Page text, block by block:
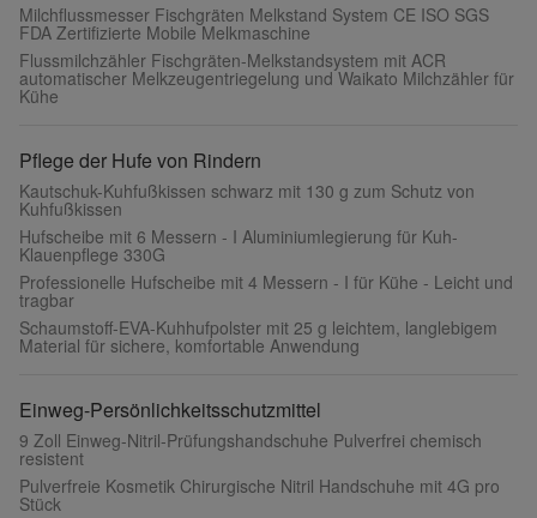
Milchflussmesser Fischgräten Melkstand System CE ISO SGS
FDA Zertifizierte Mobile Melkmaschine
Flussmilchzähler Fischgräten-Melkstandsystem mit ACR
automatischer Melkzeugentriegelung und Waikato Milchzähler für
Kühe
Pflege der Hufe von Rindern
Kautschuk-Kuhfußkissen schwarz mit 130 g zum Schutz von
Kuhfußkissen
Hufscheibe mit 6 Messern - I Aluminiumlegierung für Kuh-
Klauenpflege 330G
Professionelle Hufscheibe mit 4 Messern - I für Kühe - Leicht und
tragbar
Schaumstoff-EVA-Kuhhufpolster mit 25 g leichtem, langlebigem
Material für sichere, komfortable Anwendung
Einweg-Persönlichkeitsschutzmittel
9 Zoll Einweg-Nitril-Prüfungshandschuhe Pulverfrei chemisch
resistent
Pulverfreie Kosmetik Chirurgische Nitril Handschuhe mit 4G pro
Stück